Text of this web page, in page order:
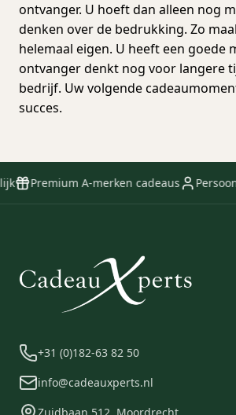
ontvanger. U hoeft dan alleen nog
denken over de bedrukking. Zo
helemaal eigen. U heeft een goede
ontvanger denkt nog voor langere
bedrijf. Uw volgende
succes.
Premium A-merken cadeaus
+31 (0)182-63 82 50
info@cadeauxperts.nl